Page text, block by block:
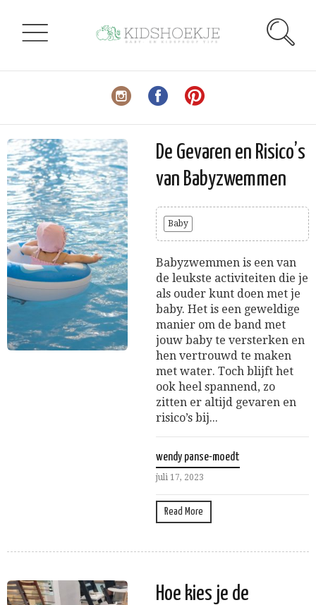
De Gevaren en Risico’s
van Babyzwemmen
Baby
Babyzwemmen is een van
de leukste activiteiten die je
als ouder kunt doen met je
baby. Het is een geweldige
manier om de band met
jouw baby te versterken en
hen vertrouwd te maken
met water. Toch blijft het
ook heel spannend, zo
zitten er altijd gevaren en
risico’s bij...
wendy panse-moedt
juli 17, 2023
Read More
Hoe kies je de